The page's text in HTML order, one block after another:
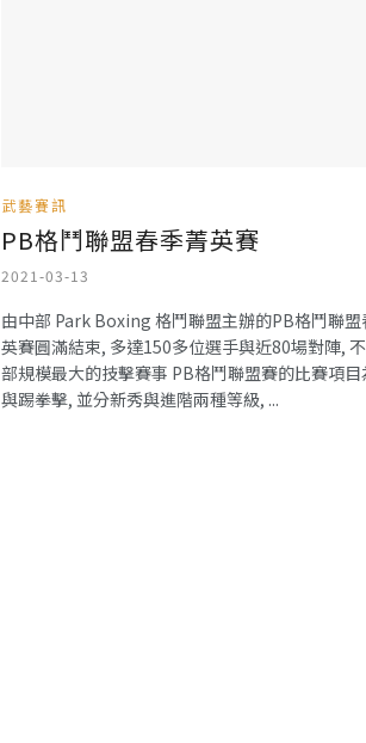
武藝賽訊
PB格鬥聯盟春季菁英賽
2021-03-13
由中部 Park Boxing 格鬥聯盟主辦的PB格鬥聯盟
英賽圓滿結束, 多達150多位選手與近80場對陣,
部規模最大的技擊賽事 PB格鬥聯盟賽的比賽項
與踢拳擊, 並分新秀與進階兩種等級, ...